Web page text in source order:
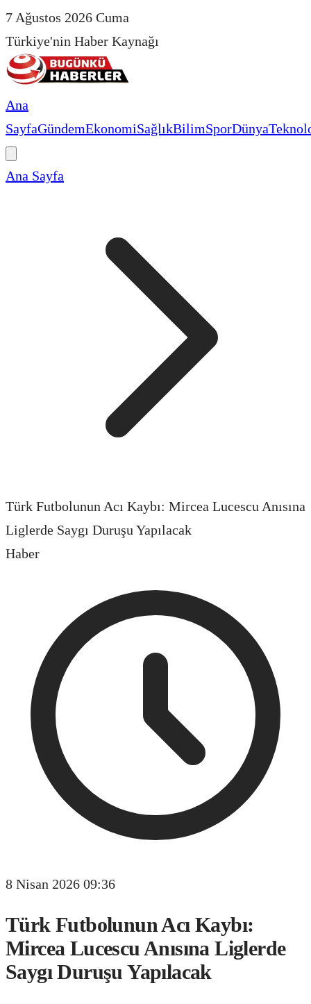
7 Ağustos 2026 Cuma
Türkiye'nin Haber Kaynağı
Ana
SayfaGündemEkonomiSağlıkBilimSporDünya
Ana Sayfa
Türk Futbolunun Acı Kaybı: Mircea Lucescu Anısına
Liglerde Saygı Duruşu Yapılacak
Haber
8 Nisan 2026 09:36
Türk Futbolunun Acı Kaybı:
Mircea Lucescu Anısına Liglerde
Saygı Duruşu Yapılacak